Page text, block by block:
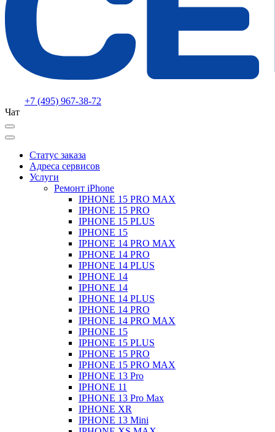
+7 (495) 967-38-72
Чат
Статус заказа
Адреса сервисов
Услуги
Ремонт iPhone
IPHONE 15 PRO MAX
IPHONE 15 PRO
IPHONE 15 PLUS
IPHONE 15
IPHONE 14 PRO MAX
IPHONE 14 PRO
IPHONE 14 PLUS
IPHONE 14
IPHONE 14
IPHONE 14 PLUS
IPHONE 14 PRO
IPHONE 14 PRO MAX
IPHONE 15
IPHONE 15 PLUS
IPHONE 15 PRO
IPHONE 15 PRO MAX
IPHONE 13 Pro
IPHONE 11
IPHONE 13 Pro Max
IPHONE XR
IPHONE 13 Mini